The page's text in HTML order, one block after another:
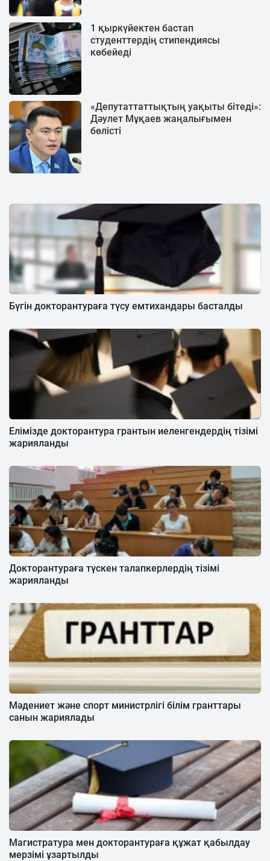
1 қыркүйектен бастап
студенттердің стипендиясы
көбейеді
«Депутаттаттықтың уақыты бітеді»:
Дәулет Мұқаев жаңалығымен
бөлісті
Бүгін докторантураға түсу емтихандары басталды
Елімізде докторантура грантын иеленгендердің тізімі
жарияланды
Докторантураға түскен талапкерлердің тізімі
жарияланды
Мәдениет және спорт министрлігі білім гранттары
санын жариялады
Магистратура мен докторантураға құжат қабылдау
мерзімі ұзартылды